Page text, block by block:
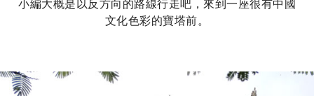
小編大概是以反方向的路線行走吧，來到一座很有中國
文化色彩的寶塔前。